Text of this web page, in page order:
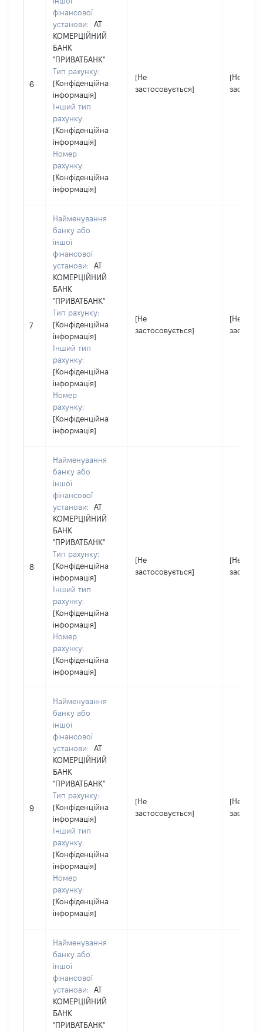
6
фінансової
установи:
АТ
КОМЕРЦІЙНИЙ
БАНК
"ПРИВАТБАНК"
Тип рахунку:
[Конфіденційна
інформація]
Інший тип
рахунку:
[Конфіденційна
інформація]
Номер
рахунку:
[Конфіденційна
інформація]
[Не
застосовується]
[Не
7
Найменування
банку або
іншої
фінансової
установи:
АТ
КОМЕРЦІЙНИЙ
БАНК
"ПРИВАТБАНК"
Тип рахунку:
[Конфіденційна
інформація]
Інший тип
рахунку:
[Конфіденційна
інформація]
Номер
рахунку:
[Конфіденційна
інформація]
[Не
застосовується]
[Не
8
Найменування
банку або
іншої
фінансової
установи:
АТ
КОМЕРЦІЙНИЙ
БАНК
"ПРИВАТБАНК"
Тип рахунку:
[Конфіденційна
інформація]
Інший тип
рахунку:
[Конфіденційна
інформація]
Номер
рахунку:
[Конфіденційна
інформація]
[Не
застосовується]
[Не
9
Найменування
банку або
іншої
фінансової
установи:
АТ
КОМЕРЦІЙНИЙ
БАНК
"ПРИВАТБАНК"
Тип рахунку:
[Конфіденційна
інформація]
Інший тип
рахунку:
[Конфіденційна
інформація]
Номер
рахунку:
[Конфіденційна
інформація]
[Не
застосовується]
[Не
Найменування
банку або
іншої
фінансової
установи:
АТ
КОМЕРЦІЙНИЙ
БАНК
"ПРИВАТБАНК"